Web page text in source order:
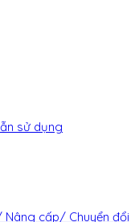
sử dụng
cấp/ Chuyển đổi